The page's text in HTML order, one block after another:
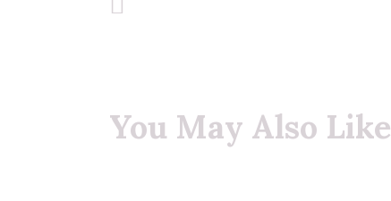
You May Also Like